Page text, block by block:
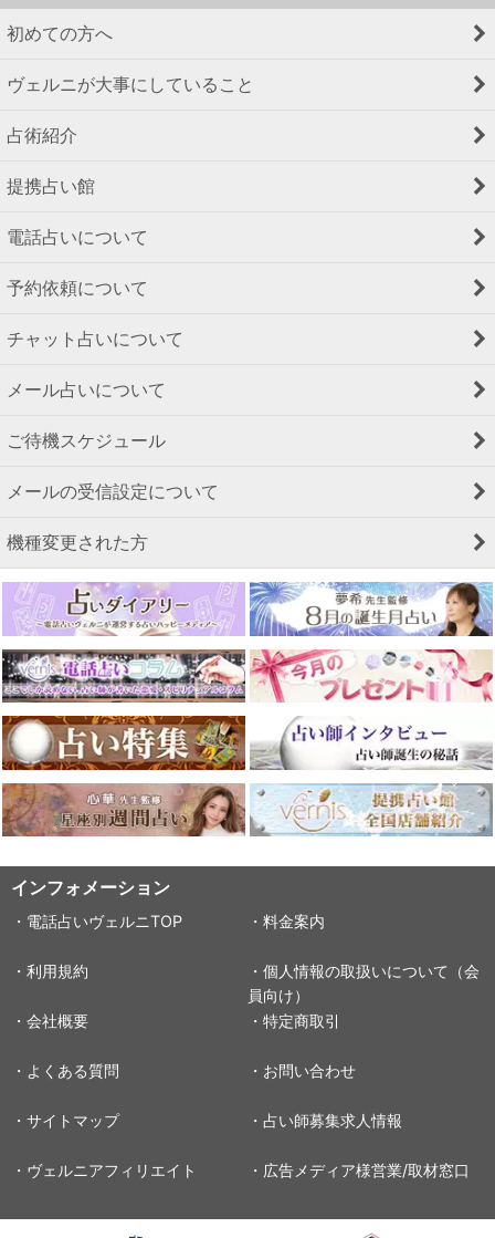
初めての方へ
ヴェルニが大事にしていること
占術紹介
提携占い館
電話占いについて
予約依頼について
チャット占いについて
メール占いについて
ご待機スケジュール
メールの受信設定について
機種変更された方
インフォメーション
・電話占いヴェルニTOP ・料金案内
・利用規約
・個人情報の取扱いについて（会
員向け）
・会社概要
・特定商取引
・よくある質問 ・お問い合わせ
・サイトマップ ・占い師募集求人情報
・ヴェルニアフィリエイト ・広告メディア様営業/取材窓口